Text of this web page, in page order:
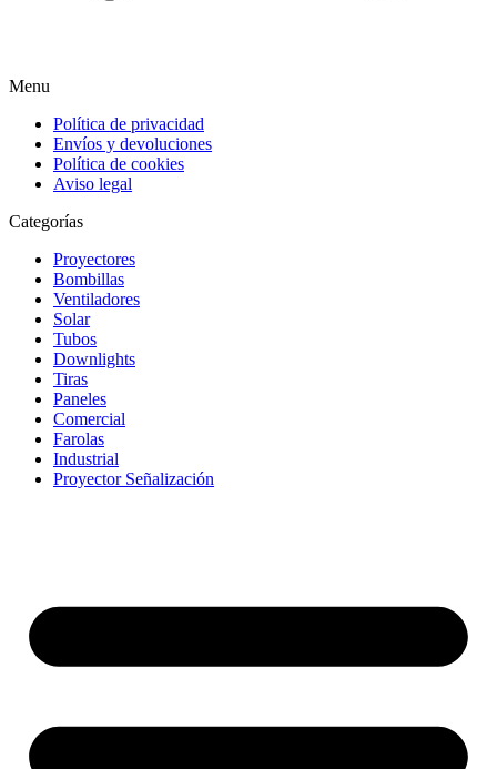
Menu
Política de privacidad
Envíos y devoluciones
Política de cookies
Aviso legal
Categorías
Proyectores
Bombillas
Ventiladores
Solar
Tubos
Downlights
Tiras
Paneles
Comercial
Farolas
Industrial
Proyector Señalización